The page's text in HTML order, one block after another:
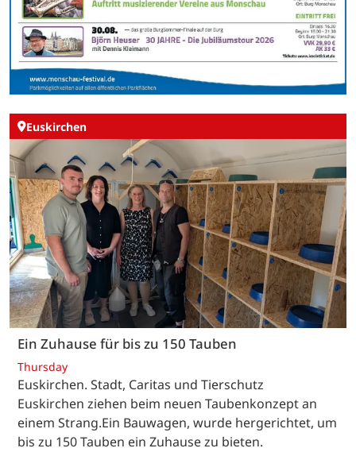
Euskirchen
Ein Zuhause für bis zu 150 Tauben
Thursday
Euskirchen. Stadt, Caritas und Tierschutz
Euskirchen ziehen beim neuen Taubenkonzept an
einem Strang.Ein Bauwagen, wurde hergerichtet, um
bis zu 150 Tauben ein Zuhause zu bieten.